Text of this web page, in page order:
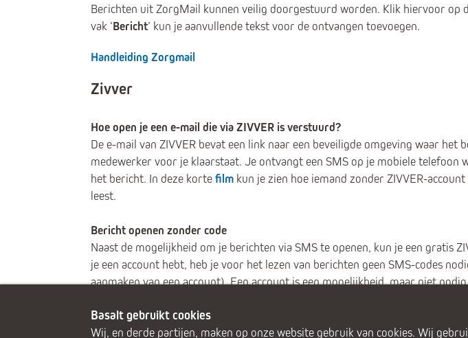
Berichten uit ZorgMail kunnen veilig doorgestuurd worden. Klik hiervoor op
vak ‘Bericht’ kun je aanvullende tekst voor de ontvangen toevoegen.
Handleiding Zorgmail
Zivver
Hoe open je een e-mail die via ZIVVER is verstuurd?
De e-mail van ZIVVER bevat een link naar een beveiligde omgeving waar het
medewerker voor je klaarstaat. Je ontvangt een SMS op je mobiele telefoon
het bericht. In deze kortefilm kun je zien hoe iemand zonder ZIVVER-
leest.
Bericht openen zonder code
Naast de mogelijkheid om je berichten via SMS te openen, kun je een gratis
je een account hebt, heb je voor het lezen van berichten geen SMS-codes
aanmaken van een account). Een account is een mogelijkheid, maar niet
Basalt gebruikt cookies
Wij, en derde partijen, maken op onze website gebruik van cookies. Wij